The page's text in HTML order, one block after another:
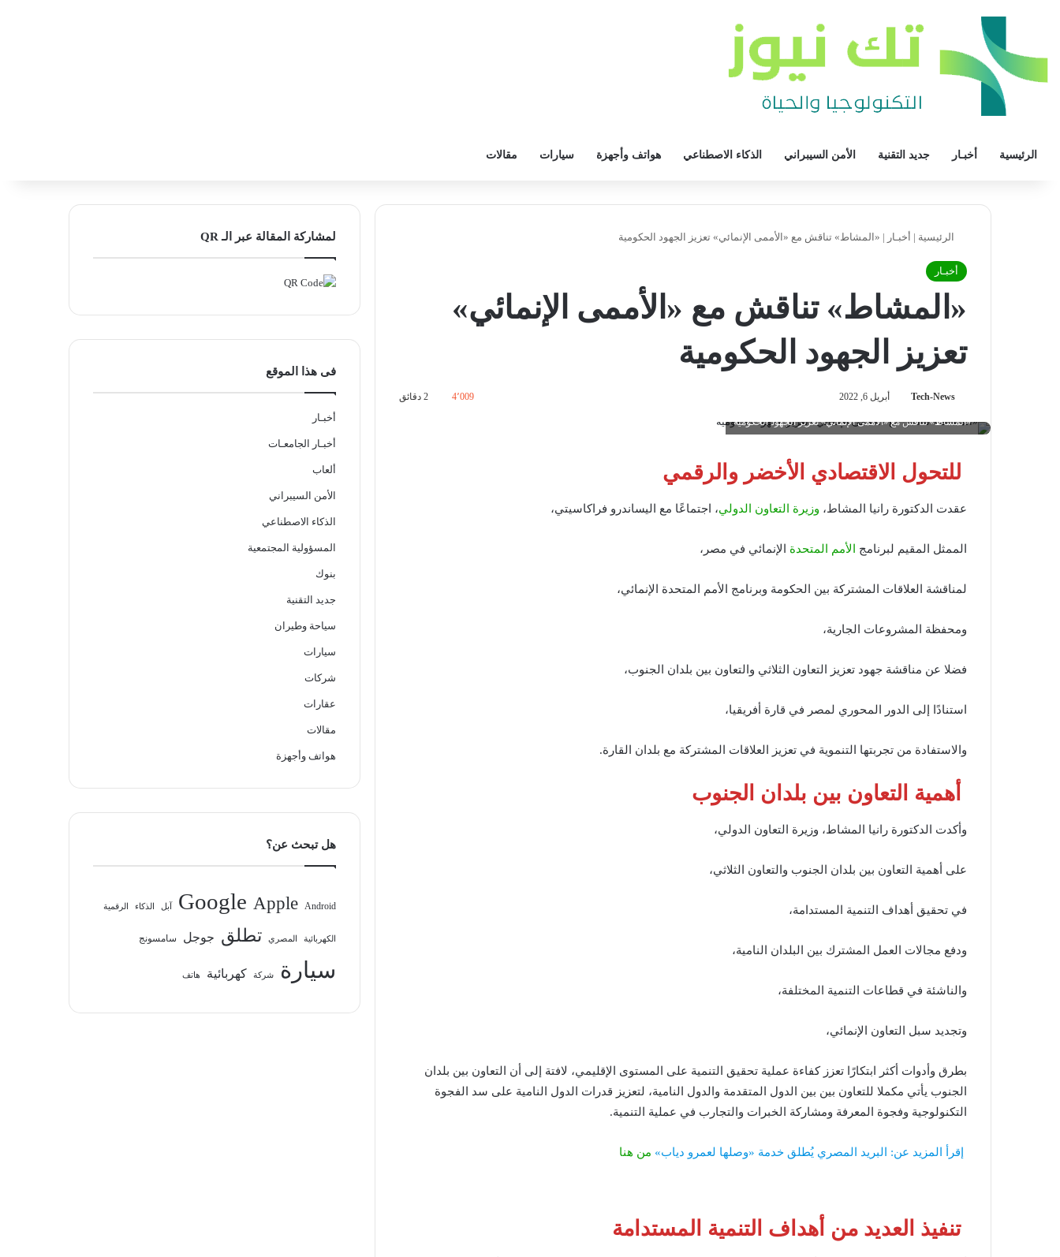
الرئيسية أخبـار جديد التقنية الأمن السيبراني الذكاء الاصطناعي هواتف وأجهزة سيارات مقالات
الرئيسية | أخبـار | «المشاط» تناقش مع «الأممى الإنمائي» تعزيز الجهود الحكومية
أخبـار
«المشاط» تناقش مع «الأممى الإنمائي»
تعزيز الجهود الحكومية
Tech-News أبريل 6, 2022 4٬009
«المشاط» تناقش مع «الأممى الإنمائي» تعزيز الجهود الحكومية
للتحول الاقتصادي الأخضر والرقمي
عقدت الدكتورة رانيا المشاط، وزيرة التعاون الدولي، اجتماعًا مع اليساندرو فراكاسيتي،
الممثل المقيم لبرنامج الأمم المتحدة الإنمائي في مصر،
لمناقشة العلاقات المشتركة بين الحكومة وبرنامج الأمم المتحدة الإنمائي،
ومحفظة المشروعات الجارية،
فضلا عن مناقشة جهود تعزيز التعاون الثلاثي والتعاون بين بلدان الجنوب،
استنادًا إلى الدور المحوري لمصر في قارة أفريقيا،
والاستفادة من تجربتها التنموية في تعزيز العلاقات المشتركة مع بلدان القارة.
أهمية التعاون بين بلدان الجنوب
وأكدت الدكتورة رانيا المشاط، وزيرة التعاون الدولي،
على أهمية التعاون بين بلدان الجنوب والتعاون الثلاثي،
في تحقيق أهداف التنمية المستدامة،
ودفع مجالات العمل المشترك بين البلدان النامية،
والناشئة في قطاعات التنمية المختلفة،
وتجديد سبل التعاون الإنمائي،
بطرق وأدوات أكثر ابتكارًا تعزز كفاءة عملية تحقيق التنمية على المستوى الإقليمي، لافتة إلى أن التعاون بين بلدان
الجنوب يأتي مكملا للتعاون بين بين الدول المتقدمة والدول النامية، لتعزيز قدرات الدول النامية على سد الفجوة
التكنولوجية وفجوة المعرفة ومشاركة الخبرات والتجارب في عملية التنمية.
إقرأ المزيد عن: البريد المصري يُطلق خدمة «وصلها لعمرو دياب» من هنا
تنفيذ العديد من أهداف التنمية المستدامة
لمشاركة المقالة عبر الـ QR
فى هذا الموقع
أخبـار
أخبـار الجامعـات
ألعاب
الأمن السيبراني
الذكاء الاصطناعي
المسؤولية المجتمعية
بنوك
جديد التقنية
سياحة وطيران
سيارات
شركات
عقارات
مقالات
هواتف وأجهزة
هل تبحث عن؟
Android
Apple
Google آبل الذكاء الرقمية
الكهربائية المصري تطلق جوجل سامسونج
سيارة شركة كهربائية هاتف